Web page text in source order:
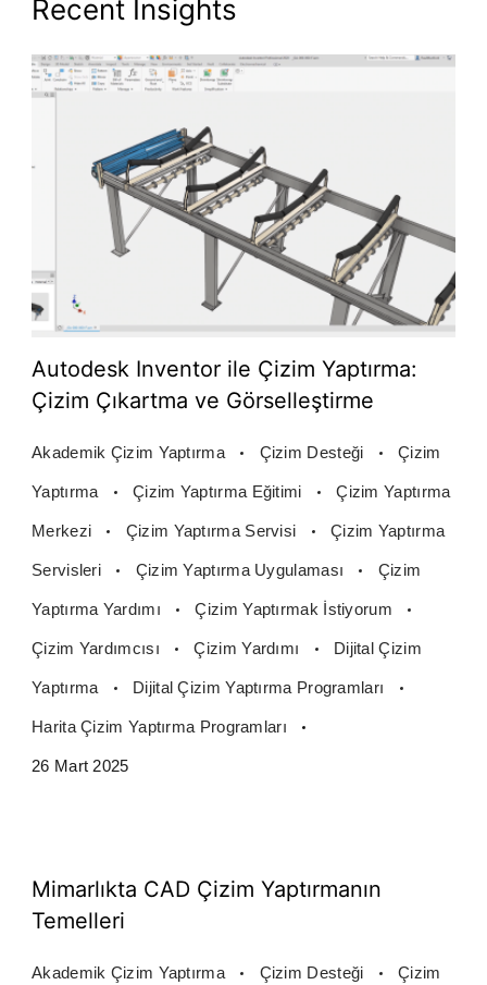
Recent Insights
Autodesk Inventor ile Çizim Yaptırma:
Çizim Çıkartma ve Görselleştirme
Akademik Çizim Yaptırma Çizim Desteği Çizim
Yaptırma Çizim Yaptırma Eğitimi Çizim Yaptırma
Merkezi Çizim Yaptırma Servisi Çizim Yaptırma
Servisleri Çizim Yaptırma Uygulaması Çizim
Yaptırma Yardımı Çizim Yaptırmak İstiyorum
Çizim Yardımcısı Çizim Yardımı Dijital Çizim
Yaptırma Dijital Çizim Yaptırma Programları
Harita Çizim Yaptırma Programları
26 Mart 2025
Mimarlıkta CAD Çizim Yaptırmanın
Temelleri
Akademik Çizim Yaptırma Çizim Desteği Çizim